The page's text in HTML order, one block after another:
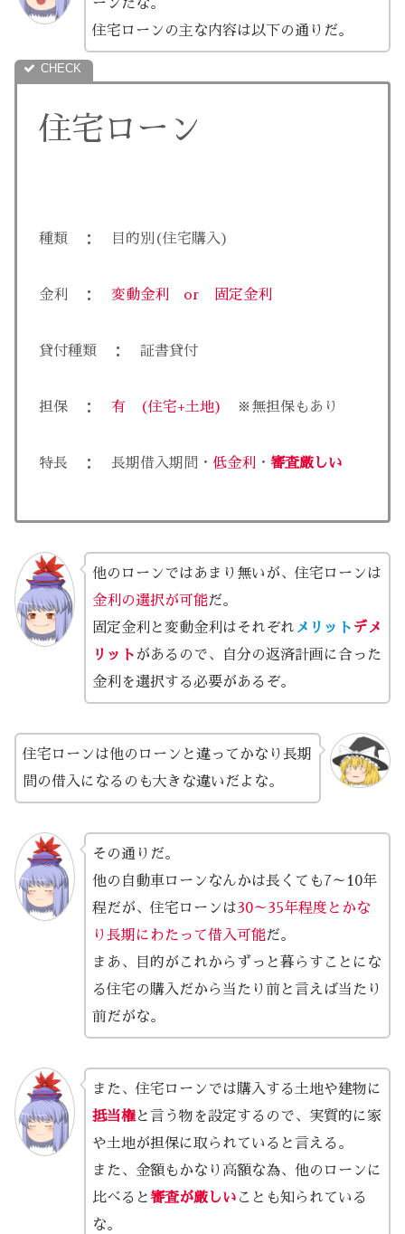
ーンだな。
住宅ローンの主な内容は以下の通りだ。
住宅ローン
種類 ： 目的別(住宅購入)
金利 ： 変動金利 or 固定金利
貸付種類 ： 証書貸付
担保 ： 有 (住宅+土地) ※無担保もあり
特長 ： 長期借入期間・ 低金利 ・ 審査厳しい
他のローンではあまり無いが、住宅ローンは
金利の選択が可能だ。
固定金利と変動金利はそれぞれ メリット デメ
リット があるので、自分の返済計画に合った
金利を選択する必要があるぞ。
住宅ローンは他のローンと違ってかなり長期
間の借入になるのも大きな違いだよな。
その通りだ。
他の自動車ローンなんかは長くても7～10年
程だが、住宅ローンは30～35年程度とかな
り長期にわたって借入可能だ。
まあ、目的がこれからずっと暮らすことにな
る住宅の購入だから当たり前と言えば当たり
前だがな。
また、住宅ローンでは購入する土地や建物に
抵当権と言う物を設定するので、実質的に家
や土地が担保に取られていると言える。
また、金額もかなり高額な為、他のローンに
比べると審査が厳しい ことも知られている
な。